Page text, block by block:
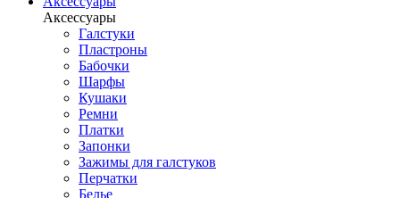
Аксессуары
Галстуки
Пластроны
Бабочки
Шарфы
Кушаки
Ремни
Платки
Запонки
Зажимы для галстуков
Перчатки
Белье